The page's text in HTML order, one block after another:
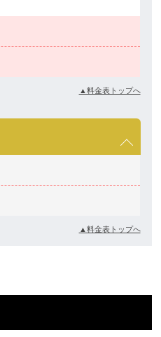
▲料金表トップへ
▲料金表トップへ